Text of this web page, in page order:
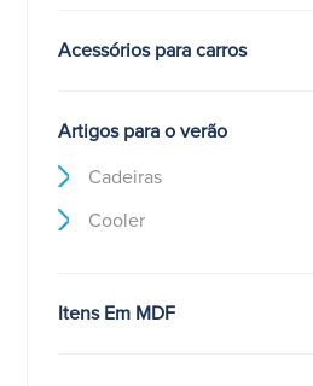
Acessórios para carros
Artigos para o verão
Cadeiras
Cooler
Itens Em MDF